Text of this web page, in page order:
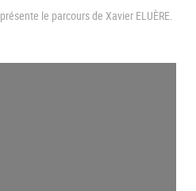
le parcours de Xavier ELUÈRE.